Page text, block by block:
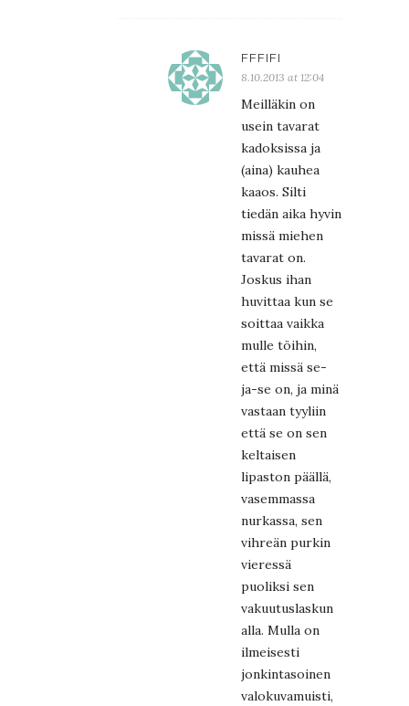
FFFIFI
8.10.2013 at 12:04
Meilläkin on
usein tavarat
kadoksissa ja
(aina) kauhea
kaaos. Silti
tiedän aika hyvin
missä miehen
tavarat on.
Joskus ihan
huvittaa kun se
soittaa vaikka
mulle töihin,
että missä se-
ja-se on, ja minä
vastaan tyyliin
että se on sen
keltaisen
lipaston päällä,
vasemmassa
nurkassa, sen
vihreän purkin
vieressä
puoliksi sen
vakuutuslaskun
alla. Mulla on
ilmeisesti
jonkintasoinen
valokuvamuisti,